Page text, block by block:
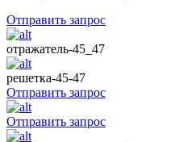
Отправить запрос
отражатель-45_47
решетка-45-47
Отправить запрос
Отправить запрос